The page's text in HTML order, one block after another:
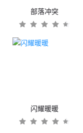
部落冲突
闪耀暖暖